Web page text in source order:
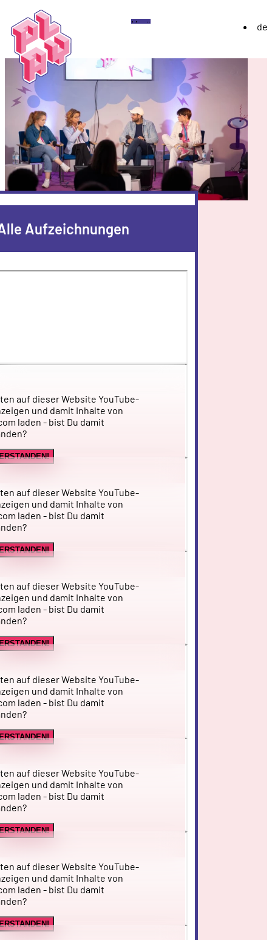
Play
Festival
Menü
Ausstellung 2026
YoungPLAY
Discord
Instagram
FlickrYouTube
TwitchBluesky
de
Aufzeichnungen
auf dieser Website YouTube-
und damit Inhalte von
laden - bist Du damit
auf dieser Website YouTube-
und damit Inhalte von
laden - bist Du damit
auf dieser Website YouTube-
und damit Inhalte von
laden - bist Du damit
auf dieser Website YouTube-
und damit Inhalte von
laden - bist Du damit
auf dieser Website YouTube-
und damit Inhalte von
laden - bist Du damit
auf dieser Website YouTube-
und damit Inhalte von
laden - bist Du damit